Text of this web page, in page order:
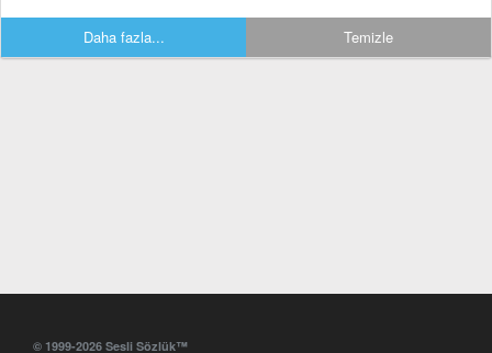
Daha fazla... Temizle
© 1999-2026 Sesli Sözlük™